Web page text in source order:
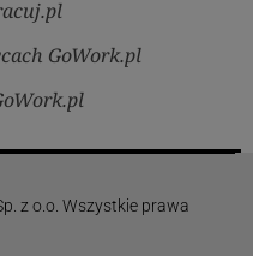
GoWork.pl
z o.o. Wszystkie prawa